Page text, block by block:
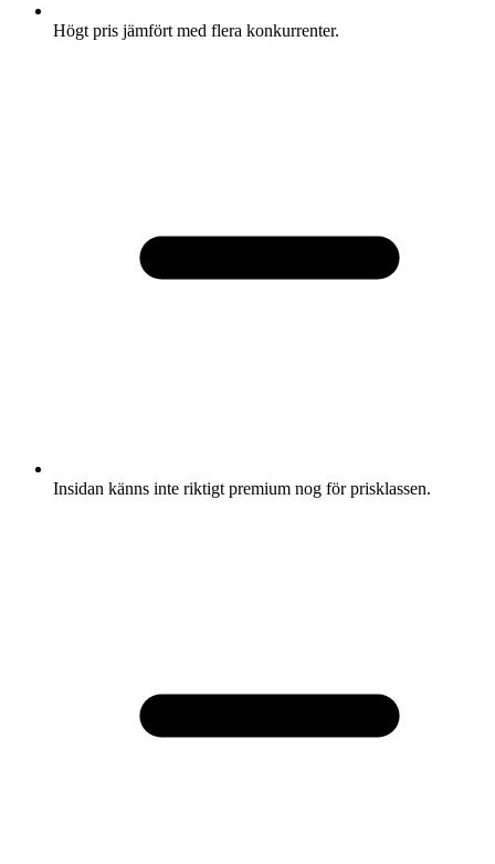
Högt pris jämfört med flera konkurrenter.
Insidan känns inte riktigt premium nog för prisklassen.